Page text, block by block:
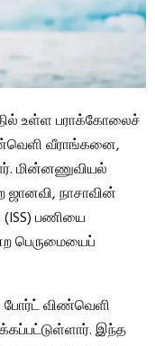
உள்ள பராக்கோலைச்
வீராங்கனை,
மின்னணுவியல்
ஜானவி, நாசாவின்
(ISS) பணியை
பெருமையைப்
போர்ட் விண்வெளி
இந்த